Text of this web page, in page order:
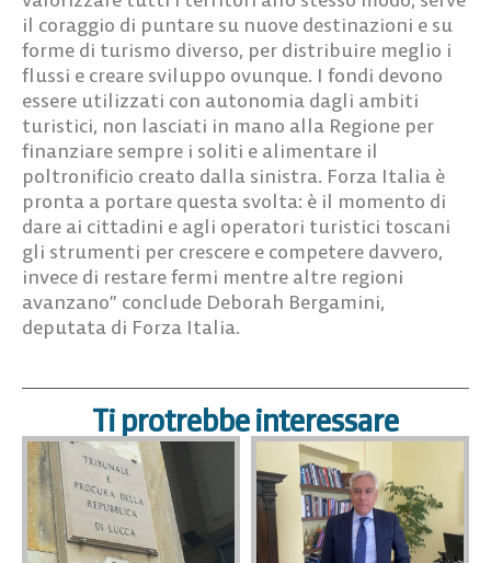
il coraggio di puntare su nuove destinazioni e su
forme di turismo diverso, per distribuire meglio i
flussi e creare sviluppo ovunque. I fondi devono
essere utilizzati con autonomia dagli ambiti
turistici, non lasciati in mano alla Regione per
finanziare sempre i soliti e alimentare il
poltronificio creato dalla sinistra. Forza Italia è
pronta a portare questa svolta: è il momento di
dare ai cittadini e agli operatori turistici toscani
gli strumenti per crescere e competere davvero,
invece di restare fermi mentre altre regioni
avanzano” conclude Deborah Bergamini,
deputata di Forza Italia.
Ti protrebbe interessare